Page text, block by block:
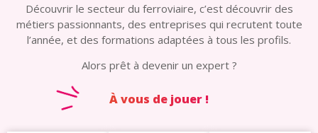
Découvrir le secteur du ferroviaire, c’est découvrir des
métiers passionnants, des entreprises qui recrutent toute
l’année, et des formations adaptées à tous les profils.
Alors prêt à devenir un expert ?
À vous de jouer !